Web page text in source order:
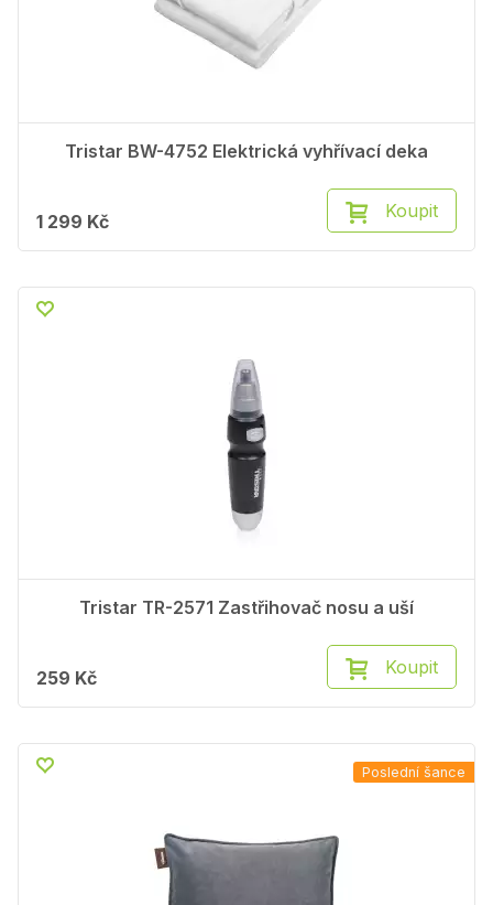
Tristar BW-4752 Elektrická vyhřívací deka
1 299 Kč Koupit
Tristar TR-2571 Zastřihovač nosu a uší
259 Kč Koupit
Poslední šance